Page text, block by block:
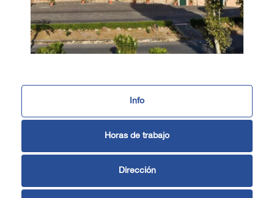
Info
Horas de trabajo
Dirección